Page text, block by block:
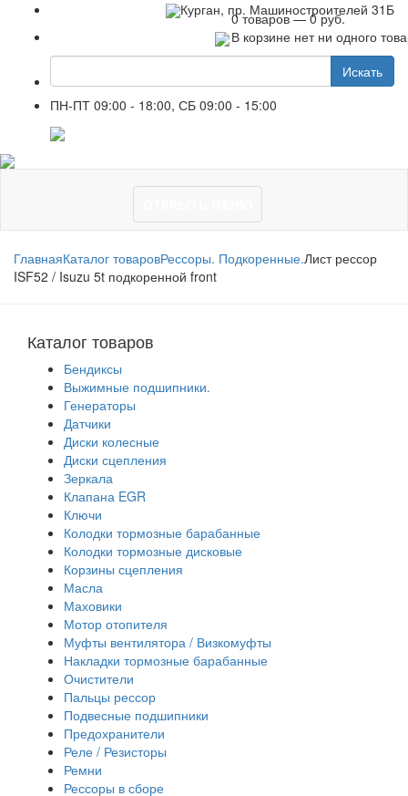
Курган, пр. Машиностроителей 31Б
Искать
ПН-ПТ 09:00 - 18:00, СБ 09:00 - 15:00
0 товаров — 0 руб.
В корзине нет ни одного
ГлавнаяКаталог товаровРессоры. Подкоренные.Лист рессор
ISF52 / Isuzu 5t подкоренной front
Каталог товаров
Бендиксы
Выжимные подшипники.
Генераторы
Датчики
Диски колесные
Диски сцепления
Зеркала
Клапана EGR
Ключи
Колодки тормозные барабанные
Колодки тормозные дисковые
Корзины сцепления
Масла
Маховики
Мотор отопителя
Муфты вентилятора / Визкомуфты
Накладки тормозные барабанные
Очистители
Пальцы рессор
Подвесные подшипники
Предохранители
Реле / Резисторы
Ремни
Рессоры в сборе